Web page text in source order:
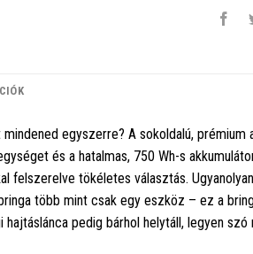
egyszerre? A sokoldalú, prémium
és a hatalmas, 750 Wh-s
felszerelve tökéletes választás.
több mint csak egy eszköz – ez a
hajtáslánca pedig bárhol helytáll, legyen